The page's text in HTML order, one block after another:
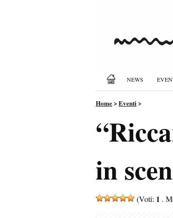
NEWS
Home>Eventi>
in
(Voti: 1 .